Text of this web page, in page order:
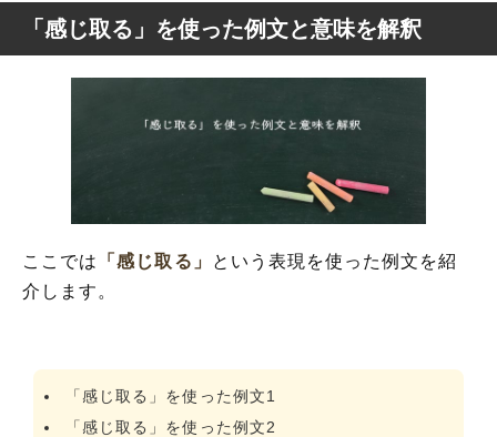
「感じ取る」を使った例文と意味を解釈
ここでは 「感じ取る」
という表現を使った例文を紹
介します。
「感じ取る」を使った例文1
「感じ取る」を使った例文2